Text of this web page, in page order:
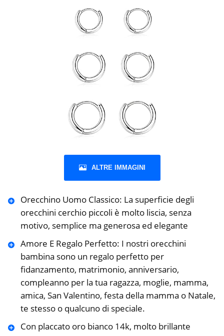
ALTRE IMMAGINI
Orecchino Uomo Classico: La superficie degli
orecchini cerchio piccoli è molto liscia, senza
motivo, semplice ma generosa ed elegante
Amore E Regalo Perfetto: I nostri orecchini
bambina sono un regalo perfetto per
fidanzamento, matrimonio, anniversario,
compleanno per la tua ragazza, moglie, mamma,
amica, San Valentino, festa della mamma o Natale,
te stesso o qualcuno di speciale.
Con placcato oro bianco 14k, molto brillante